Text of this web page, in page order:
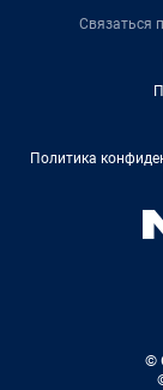
Связаться
Политика
©